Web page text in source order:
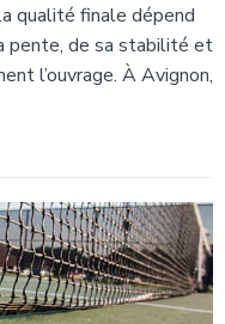
qualité finale dépend
pente, de sa stabilité et
l’ouvrage. À Avignon,